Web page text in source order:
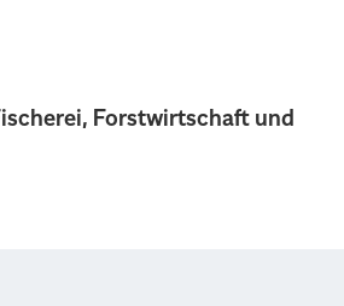
Forstwirtschaft und